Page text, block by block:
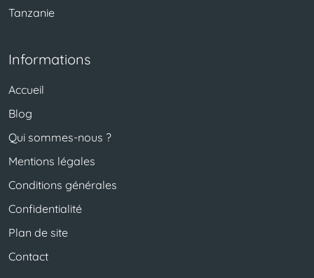
Tanzanie
Informations
Accueil
Blog
Qui sommes-nous ?
Mentions légales
Conditions générales
Confidentialité
Plan de site
Contact